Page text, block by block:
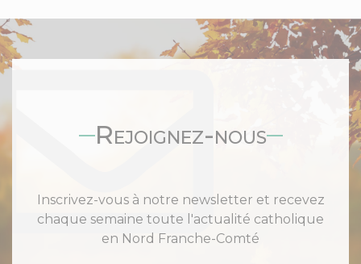
Rejoignez-nous
Inscrivez-vous à notre newsletter et recevez
chaque semaine toute l'actualité catholique
en Nord Franche-Comté